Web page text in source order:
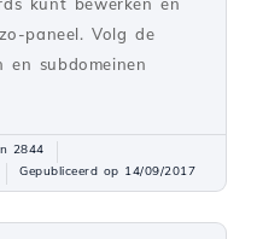
paneel. Volg de
en subdomeinen
2844
Gepubliceerd op 14/09/2017